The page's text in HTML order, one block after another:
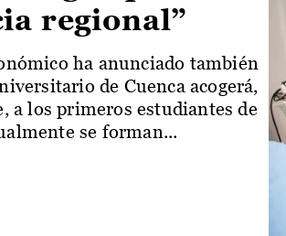
regional”
ha anunciado también
de Cuenca acogerá,
a los primeros estudiantes de
se forman...